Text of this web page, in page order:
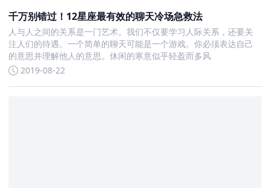
千万别错过！12星座最有效的聊天冷场急救法
人与人之间的关系是一门艺术。我们不仅要学习人际关系，还要关
注人们的待遇。一个简单的聊天可能是一个游戏。你必须表达自己
的意思并理解他人的意思。休闲的寒意似乎轻盈而多风
2019-08-22